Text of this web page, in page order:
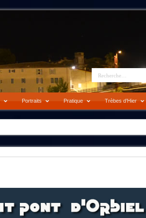
Portraits Pratique Trèbes d’Hier